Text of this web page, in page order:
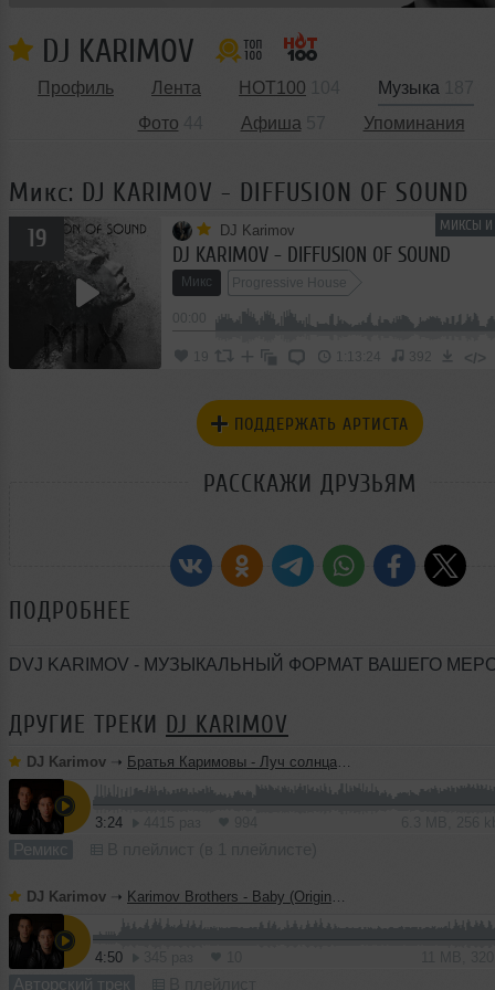
DJ KARIMOV
Профиль Лента HOT100 Музыка
Фото
Афиша Упоминания
Микс: DJ KARIMOV - DIFFUSION OF SOUND
МИКСЫ И
19 DJ Karimov
DJ KARIMOV - DIFFUSION OF SOUND
Микс Progressive House
19 1:13:24 392 </>
ПОДДЕРЖАТЬ АРТИСТА
РАССКАЖИ ДРУЗЬЯМ
ПОДРОБНЕЕ
DVJ KARIMOV - МУЗЫКАЛЬНЫЙ ФОРМАТ ВАШЕГО
ДРУГИЕ ТРЕКИ DJ KARIMOV
DJ Karimov ➝ Братья Каримовы - Луч солнца золотого (Original Mix)
3:24
Ремикс
DJ Karimov ➝ Karimov Brothers - Baby (Original Mix)
4:50
Авторский трек